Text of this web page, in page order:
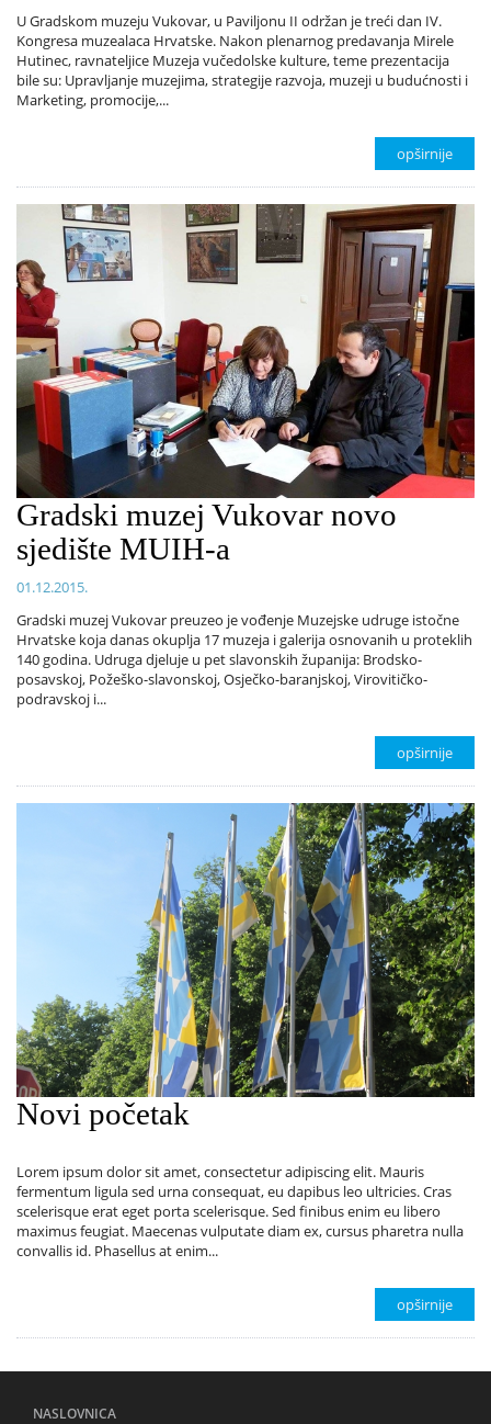
U Gradskom muzeju Vukovar, u Paviljonu II održan je treći dan IV.
Kongresa muzealaca Hrvatske. Nakon plenarnog predavanja Mirele
Hutinec, ravnateljice Muzeja vučedolske kulture, teme prezentacija
bile su: Upravljanje muzejima, strategije razvoja, muzeji u budućnosti i
Marketing, promocije,...
opširnije
Gradski muzej Vukovar novo
sjedište MUIH-a
01.12.2015.
Gradski muzej Vukovar preuzeo je vođenje Muzejske udruge istočne
Hrvatske koja danas okuplja 17 muzeja i galerija osnovanih u proteklih
140 godina. Udruga djeluje u pet slavonskih županija: Brodsko-
posavskoj, Požeško-slavonskoj, Osječko-baranjskoj, Virovitičko-
podravskoj i...
opširnije
Novi početak
Lorem ipsum dolor sit amet, consectetur adipiscing elit. Mauris
fermentum ligula sed urna consequat, eu dapibus leo ultricies. Cras
scelerisque erat eget porta scelerisque. Sed finibus enim eu libero
maximus feugiat. Maecenas vulputate diam ex, cursus pharetra nulla
convallis id. Phasellus at enim...
opširnije
NASLOVNICA